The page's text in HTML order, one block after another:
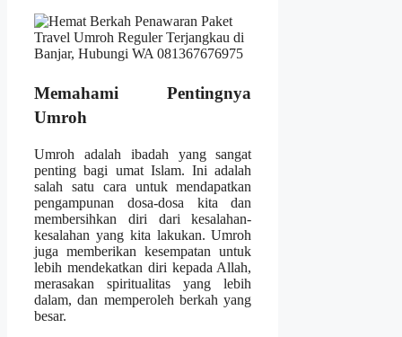
Memahami Pentingnya
Umroh
Umroh adalah ibadah yang sangat
penting bagi umat Islam. Ini adalah
salah satu cara untuk mendapatkan
pengampunan dosa-dosa kita dan
membersihkan diri dari kesalahan-
kesalahan yang kita lakukan. Umroh
juga memberikan kesempatan untuk
lebih mendekatkan diri kepada Allah,
merasakan spiritualitas yang lebih
dalam, dan memperoleh berkah yang
besar.